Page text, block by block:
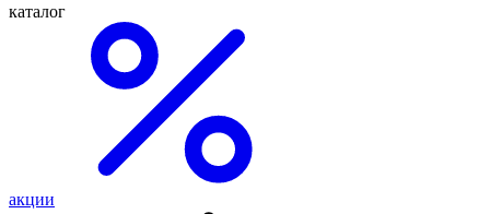
каталог
акции